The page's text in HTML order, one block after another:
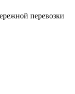
перевозки